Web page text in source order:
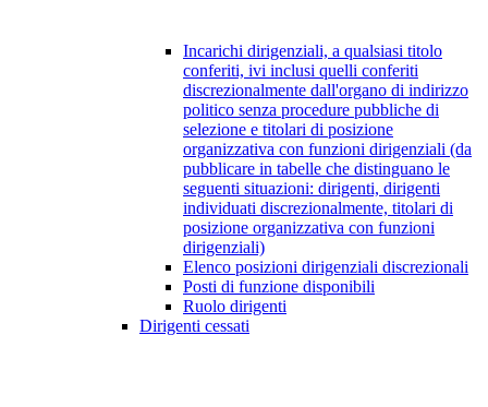
Incarichi dirigenziali, a qualsiasi titolo
conferiti, ivi inclusi quelli conferiti
discrezionalmente dall'organo di indirizzo
politico senza procedure pubbliche di
selezione e titolari di posizione
organizzativa con funzioni dirigenziali (da
pubblicare in tabelle che distinguano le
seguenti situazioni: dirigenti, dirigenti
individuati discrezionalmente, titolari di
posizione organizzativa con funzioni
dirigenziali)
Elenco posizioni dirigenziali discrezionali
Posti di funzione disponibili
Ruolo dirigenti
Dirigenti cessati